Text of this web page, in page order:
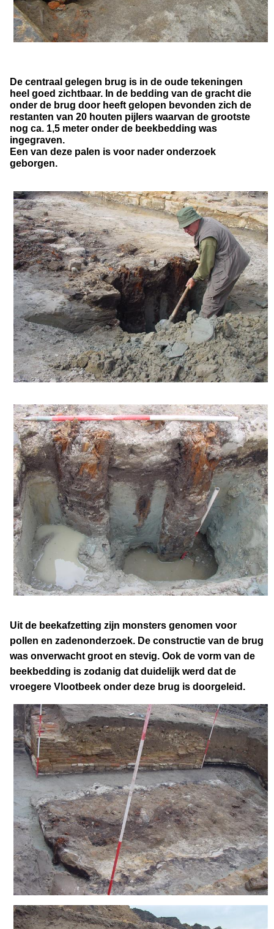
De centraal gelegen brug is in de oude tekeningen
heel goed zichtbaar. In de bedding van de gracht die
onder de brug door heeft gelopen bevonden zich de
restanten van 20 houten pijlers waarvan de grootste
nog ca. 1,5 meter onder de beekbedding was
ingegraven.
Een van deze palen is voor nader onderzoek
geborgen.
Uit de beekafzetting zijn monsters genomen voor
pollen en zadenonderzoek. De constructie van de brug
was onverwacht groot en stevig. Ook de vorm van de
beekbedding is zodanig dat duidelijk werd dat de
vroegere Vlootbeek onder deze brug is doorgeleid.